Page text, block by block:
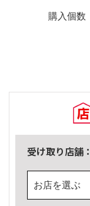
購入個数
受け取り店舗：
お店を選ぶ